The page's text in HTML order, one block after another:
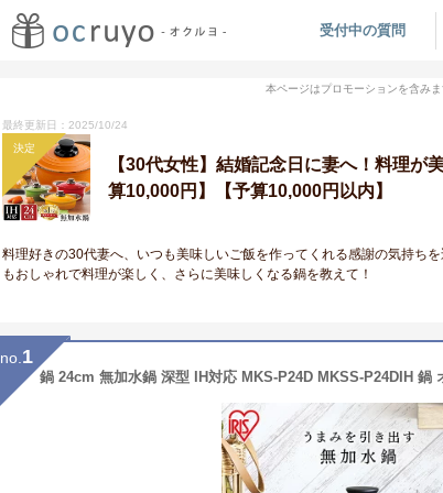
受付中の質問
本ページはプロモーションを含み
最終更新日：2025/10/24
決定
【30代女性】結婚記念日に妻へ！料理が
算10,000円】【予算10,000円以内】
料理好きの30代妻へ、いつも美味しいご飯を作ってくれる感謝の気持ち
もおしゃれで料理が楽しく、さらに美味しくなる鍋を教えて！
no. 1